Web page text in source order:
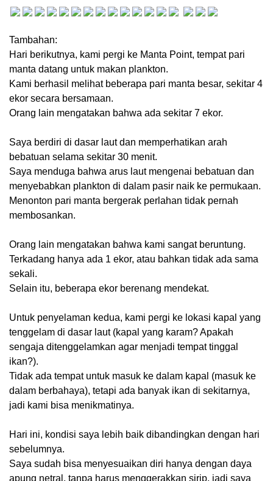
Tambahan:
Hari berikutnya, kami pergi ke Manta Point, tempat pari
manta datang untuk makan plankton.
Kami berhasil melihat beberapa pari manta besar, sekitar 4
ekor secara bersamaan.
Orang lain mengatakan bahwa ada sekitar 7 ekor.
Saya berdiri di dasar laut dan memperhatikan arah
bebatuan selama sekitar 30 menit.
Saya menduga bahwa arus laut mengenai bebatuan dan
menyebabkan plankton di dalam pasir naik ke permukaan.
Menonton pari manta bergerak perlahan tidak pernah
membosankan.
Orang lain mengatakan bahwa kami sangat beruntung.
Terkadang hanya ada 1 ekor, atau bahkan tidak ada sama
sekali.
Selain itu, beberapa ekor berenang mendekat.
Untuk penyelaman kedua, kami pergi ke lokasi kapal yang
tenggelam di dasar laut (kapal yang karam? Apakah
sengaja ditenggelamkan agar menjadi tempat tinggal
ikan?).
Tidak ada tempat untuk masuk ke dalam kapal (masuk ke
dalam berbahaya), tetapi ada banyak ikan di sekitarnya,
jadi kami bisa menikmatinya.
Hari ini, kondisi saya lebih baik dibandingkan dengan hari
sebelumnya.
Saya sudah bisa menyesuaikan diri hanya dengan daya
apung netral, tanpa harus menggerakkan sirip, jadi saya